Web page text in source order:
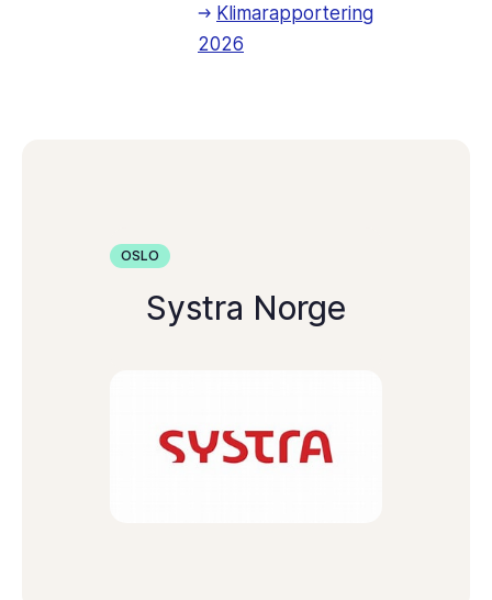
Klimarapportering
2026
OSLO
Systra Norge